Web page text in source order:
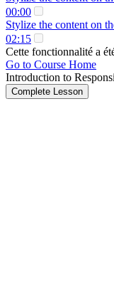
00:00
Stylize the content on
02:15
Cette fonctionnalité a
Go to Course Home
Introduction to
Complete Lesson